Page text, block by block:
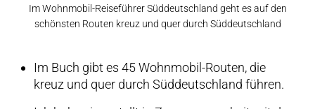
Im Wohnmobil-Reiseführer Süddeutschland geht es auf den
schönsten Routen kreuz und quer durch Süddeutschland
Im Buch gibt es 45 Wohnmobil-Routen, die
kreuz und quer durch Süddeutschland führen.